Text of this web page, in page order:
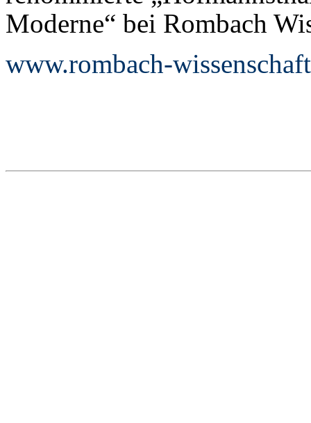
Moderne“ bei Rombach
www.rombach-